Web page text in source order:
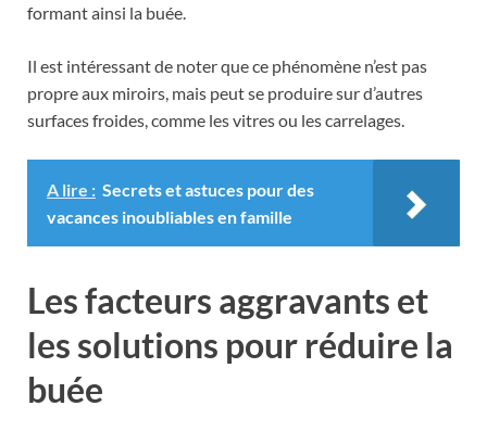
formant ainsi la buée.
Il est intéressant de noter que ce phénomène n’est pas
propre aux miroirs, mais peut se produire sur d’autres
surfaces froides, comme les vitres ou les carrelages.
A lire : Secrets et astuces pour des
vacances inoubliables en famille
Les facteurs aggravants et
les solutions pour réduire la
buée